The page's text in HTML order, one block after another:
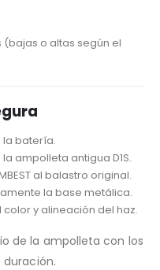
(bajas o altas según el
batería.
ampolleta antigua D1S.
al balastro original.
la base metálica.
y alineación del haz.
de la ampolleta con los